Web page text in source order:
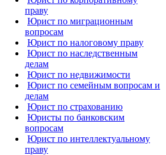
праву
Юрист по миграционным
вопросам
Юрист по налоговому праву
Юрист по наследственным
делам
Юрист по недвижимости
Юрист по семейным вопросам и
делам
Юрист по страхованию
Юристы по банковским
вопросам
Юрист по интеллектуальному
праву